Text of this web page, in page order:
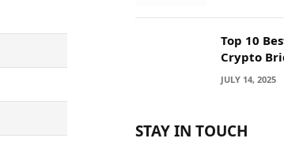
Top 10
Crypto
Seamless
JULY 14, 2025
STAY IN TOUCH